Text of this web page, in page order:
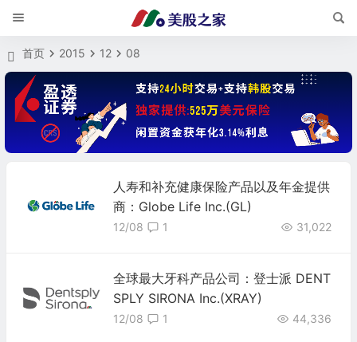
首页 2015 12 08
人寿和补充健康保险产品以及年金提供
商：Globe Life Inc.(GL)
12/08 31,022
1
全球最大牙科产品公司：登士派 DENT
SPLY SIRONA Inc.(XRAY)
12/08 44,336
1